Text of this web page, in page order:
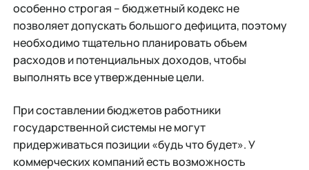
особенно строгая – бюджетный кодекс не
позволяет допускать большого дефицита, поэтому
необходимо тщательно планировать объем
расходов и потенциальных доходов, чтобы
выполнять все утвержденные цели.
При составлении бюджетов работники
государственной системы не могут
придерживаться позиции «будь что будет». У
коммерческих компаний есть возможность